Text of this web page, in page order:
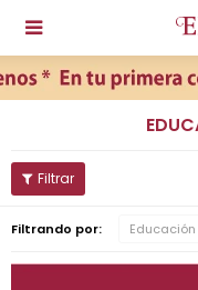

Filtrando por: